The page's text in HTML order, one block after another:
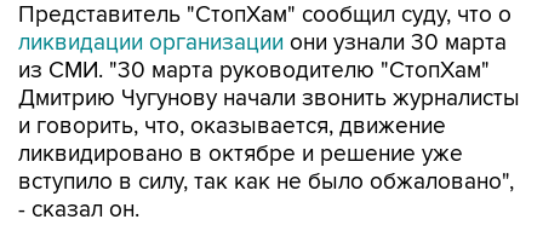
Представитель "СтопХам" сообщил суду, что о
ликвидации организации они узнали 30 марта
из СМИ. "30 марта руководителю "СтопХам"
Дмитрию Чугунову начали звонить журналисты
и говорить, что, оказывается, движение
ликвидировано в октябре и решение уже
вступило в силу, так как не было обжаловано",
- сказал он.